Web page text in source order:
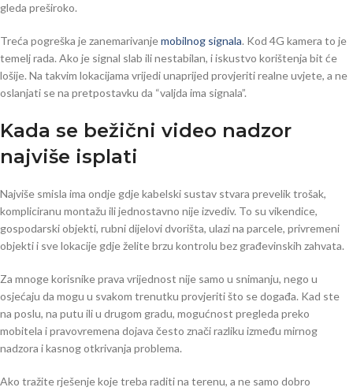
gleda preširoko.
Treća pogreška je zanemarivanjemobilnog signala. Kod 4G kamera to je
temelj rada. Ako je signal slab ili nestabilan, i iskustvo korištenja bit će
lošije. Na takvim lokacijama vrijedi unaprijed provjeriti realne uvjete, a ne
oslanjati se na pretpostavku da “valjda ima signala”.
Kada se bežični video nadzor
najviše isplati
Najviše smisla ima ondje gdje kabelski sustav stvara prevelik trošak,
kompliciranu montažu ili jednostavno nije izvediv. To su vikendice,
gospodarski objekti, rubni dijelovi dvorišta, ulazi na parcele, privremeni
objekti i sve lokacije gdje želite brzu kontrolu bez građevinskih zahvata.
Za mnoge korisnike prava vrijednost nije samo u snimanju, nego u
osjećaju da mogu u svakom trenutku provjeriti što se događa. Kad ste
na poslu, na putu ili u drugom gradu, mogućnost pregleda preko
mobitela i pravovremena dojava često znači razliku između mirnog
nadzora i kasnog otkrivanja problema.
Ako tražite rješenje koje treba raditi na terenu, a ne samo dobro